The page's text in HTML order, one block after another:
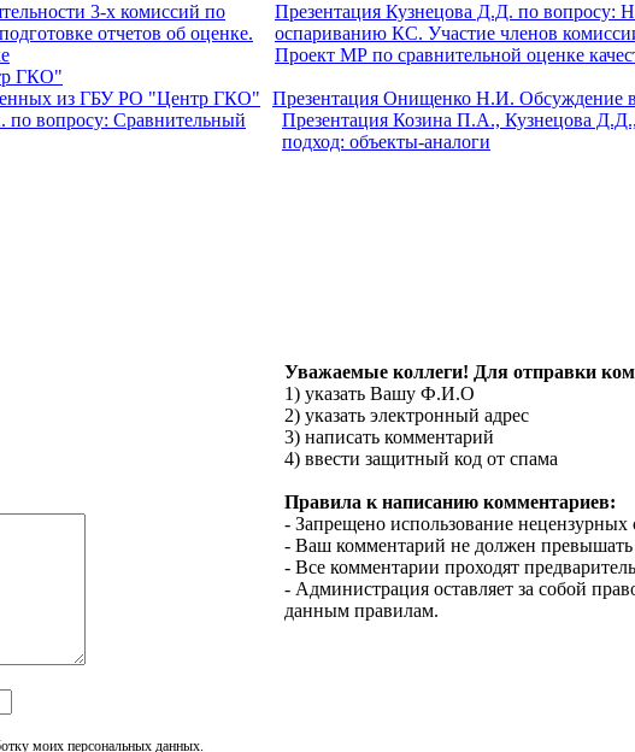
Презентация Кузнецова Д.Д. по вопросу:
оспариванию КС. Участие членов
Проект МР по сравнительной оценке
ГКО"
Презентация Онищенко Н.И. Обсуждение
Презентация Козина П.А., Кузнецова
подход: объекты-аналоги
моих персональных данных.
Уважаемые коллеги! Для отправки
1) указать Вашу Ф.И.О
2) указать электронный адрес
3) написать комментарий
4) ввести защитный код от спама
Правила к написанию комментариев:
- Запрещено использование
- Ваш комментарий не должен
- Все комментарии проходят
- Администрация оставляет за собой
данным правилам.